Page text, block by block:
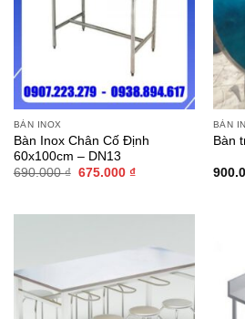
BÀN INOX
Bàn Inox Chân Cố Định
60x100cm – DN13
690.000₫ Giá
675.000 ₫Giá
BÀN
Bàn